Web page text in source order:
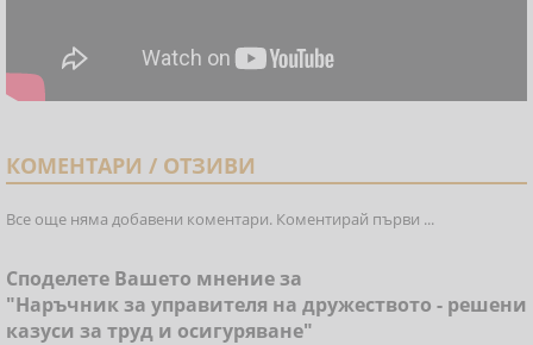
КОМЕНТАРИ / ОТЗИВИ
Все още няма добавени коментари. Коментирай първи ...
Споделете Вашето мнение за
"Наръчник за управителя на дружеството - решени
казуси за труд и осигуряване"